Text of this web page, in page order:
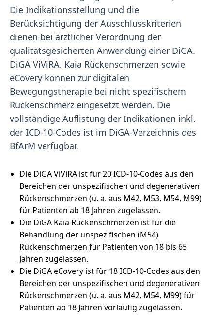
Die Indikationsstellung und die
Berücksichtigung der Ausschlusskriterien
dienen bei ärztlicher Verordnung der
qualitätsgesicherten Anwendung einer DiGA.
DiGA ViViRA, Kaia Rückenschmerzen sowie
eCovery können zur digitalen
Bewegungstherapie bei nicht spezifischem
Rückenschmerz eingesetzt werden. Die
vollständige Auflistung der Indikationen inkl.
der ICD-10-Codes ist im DiGA-Verzeichnis des
BfArM verfügbar.
Die DiGA ViViRA ist für 20 ICD-10-Codes aus den
Bereichen der unspezifischen und degenerativen
Rückenschmerzen (u. a. aus M42, M53, M54, M99)
für Patienten ab 18 Jahren zugelassen.
Die DiGA Kaia Rückenschmerzen ist für die
Behandlung der unspezifischen (M54)
Rückenschmerzen für Patienten von 18 bis 65
Jahren zugelassen.
Die DiGA eCovery ist für 18 ICD-10-Codes aus den
Bereichen der unspezifischen und degenerativen
Rückenschmerzen (u. a. aus M42, M54, M99) für
Patienten ab 18 Jahren vorläufig zugelassen.